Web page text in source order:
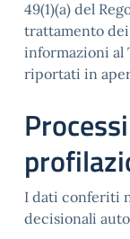
49(1)(a) del
trattamento
informazioni al
riportati in
I dati conferiti
decisionali